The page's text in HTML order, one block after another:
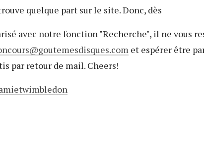
quelque part sur le site. Donc, dès
avec notre fonction "Recherche", il ne vous
goutemesdisques.com et espérer être
par retour de mail. Cheers!